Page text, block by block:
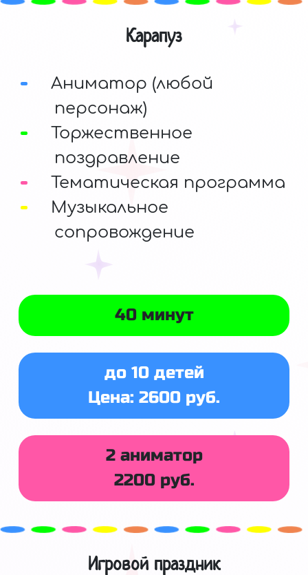
Карапуз
Аниматор (любой
персонаж)
Торжественное
поздравление
Тематическая программа
Музыкальное
сопровождение
40 минут
до 10 детей
Цена: 2600 руб.
2 аниматор
2200 руб.
Игровой праздник